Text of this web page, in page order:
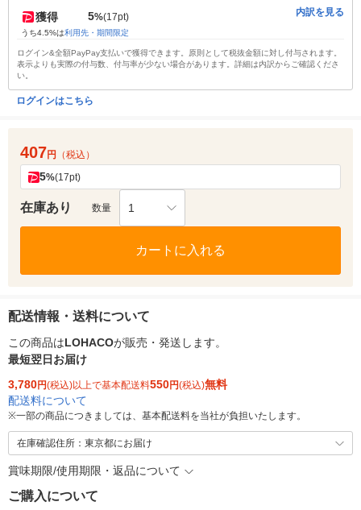
獲得 5%(17pt)
うち4.5%は利用先・期間限定
内訳を見る
ログイン&全額PayPay支払いで獲得できます。原則として税抜金額に対し付与されます。
表示よりも実際の付与数、付与率が少ない場合があります。詳細は内訳からご確認くださ
い。
ログインはこちら
407円 （税込）
5%(17pt)
在庫あり 数量 1
カートに入れる
配送情報・送料について
この商品はLOHACOが販売・発送します。
最短翌日お届け
3,780円(税込)以上で基本配送料550円(税込)無料
配送料について
※一部の商品につきましては、基本配送料を当社が負担いたします。
在庫確認住所：東京都にお届け
賞味期限/使用期限・返品について
ご購入について